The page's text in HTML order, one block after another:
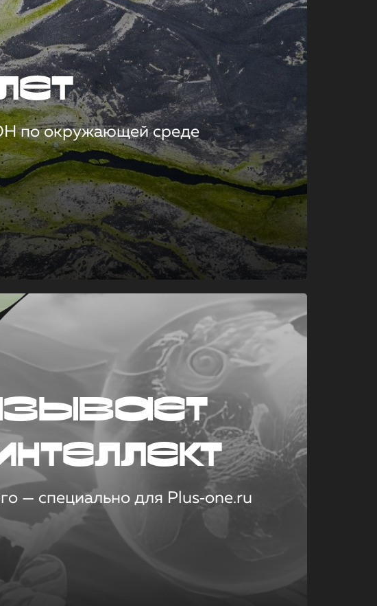
по окружающей среде
— специально для Plus‑one.ru